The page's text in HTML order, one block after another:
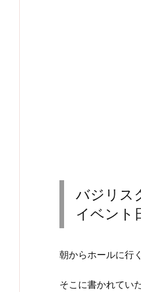
バジリス
イベント
朝からホールに行
そこに書かれてい